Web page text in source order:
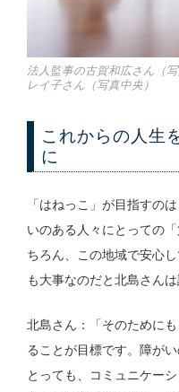
法人監事の古賀和広さん（
レイ子さん（写真中央）
これからの人生
に
「はねっこ」が目指すの
いのある人々にとっての
ちろん、この地域で安心
も大事なのだと北島さんは
北島さん：「そのために
ることが目標です。障が
とっても、コミュニケー